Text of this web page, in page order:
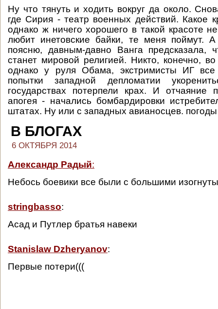
Ну что тянуть и ходить вокруг да около.
где Сирия - театр военных действий. Какое
однако ж ничего хорошего в такой красоте
любит инетовские байки, те меня поймут.
поясню, давным-давно Ванга предсказала,
станет мировой религией. Никто, конечно,
однако у руля Обама, экстримисты ИГ
попытки западной депломатии
государствах потерпели крах. И отчаяние
апогея - начались бомбардировки
штатах. Ну или с западных авианосцев.
В БЛОГАХ
6 ОКТЯБРЯ 2014
Александр Радый:
Небось боевики все были с большими
stringbasso:
Асад и Путлер братья навеки
Stanislaw Dzheryanov:
Первые потери(((